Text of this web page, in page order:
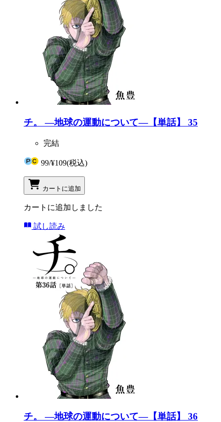
チ。 ―地球の運動について―【単話】 35
完結
99/¥109(税込)
カートに追加
カートに追加しました
試し読み
チ。 ―地球の運動について―【単話】 36